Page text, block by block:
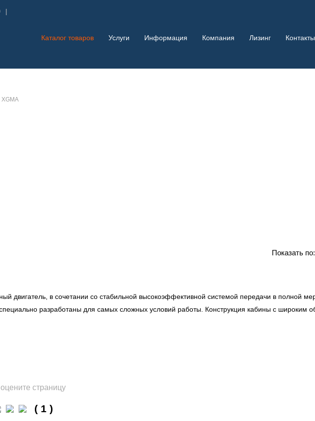
|
Каталог товаров Услуги Информация Компания Лизинг Контакты
XGMA
Показать
двигатель, в сочетании со стабильной высокоэффективной системой передачи в полной
разработаны для самых сложных условий работы. Конструкция кабины с широким
страницу
( 1 )